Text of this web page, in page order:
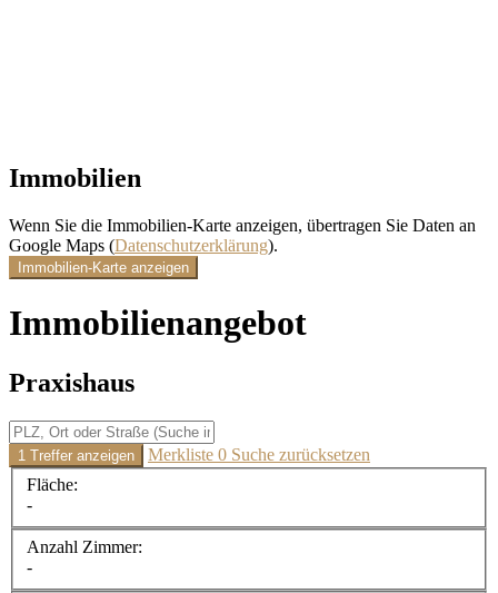
Immobilien
Wenn Sie die Immobilien-Karte anzeigen, übertragen Sie Daten an
Google Maps (Datenschutzerklärung).
Immobilien-Karte anzeigen
Immobilien­angebot
Praxishaus
1 Treffer anzeigen Merkliste 0 Suche zurücksetzen
Fläche:
-
Anzahl Zimmer:
-